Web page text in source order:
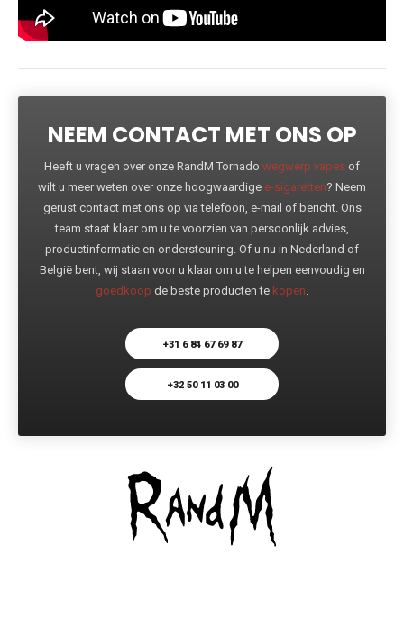
NEEM CONTACT MET ONS OP
Heeft u vragen over onze RandM Tornado wegwerp vapes of
wilt u meer weten over onze hoogwaardige e-sigaretten? Neem
gerust contact met ons op via telefoon, e-mail of bericht. Ons
team staat klaar om u te voorzien van persoonlijk advies,
productinformatie en ondersteuning. Of u nu in Nederland of
België bent, wij staan voor u klaar om u te helpen eenvoudig en
goedkoop de beste producten te kopen.
+31 6 84 67 69 87
+32 50 11 03 00